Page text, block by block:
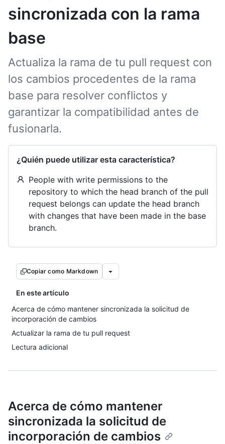
sincronizada con la rama
base
Actualiza la rama de tu pull request con
los cambios procedentes de la rama
base para resolver conflictos y
garantizar la compatibilidad antes de
fusionarla.
¿Quién puede utilizar esta característica?
People with write permissions to the
repository to which the head branch of the pull
request belongs can update the head branch
with changes that have been made in the base
branch.
Copiar como Markdown
En este artículo
Acerca de cómo mantener sincronizada la solicitud de
incorporación de cambios
Actualizar la rama de tu pull request
Lectura adicional
Acerca de cómo mantener
sincronizada la solicitud de
incorporación de cambios